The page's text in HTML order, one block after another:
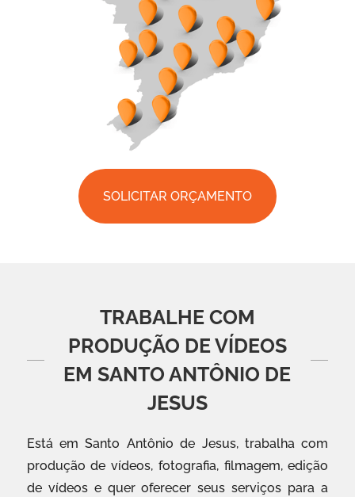
SOLICITAR ORÇAMENTO
TRABALHE COM
PRODUÇÃO DE VÍDEOS
EM SANTO ANTÔNIO DE
JESUS
Está em Santo Antônio de Jesus, trabalha com
produção de vídeos, fotografia, filmagem, edição
de vídeos e quer oferecer seus serviços para a